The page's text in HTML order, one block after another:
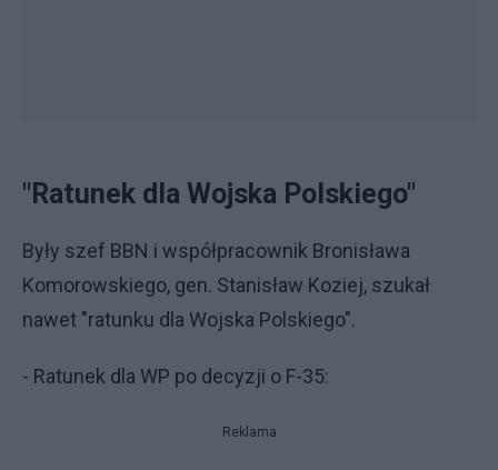
"Ratunek dla Wojska Polskiego"
Były szef BBN i współpracownik Bronisława
Komorowskiego, gen. Stanisław Koziej, szukał
nawet "ratunku dla Wojska Polskiego".
- Ratunek dla WP po decyzji o F-35:
Reklama